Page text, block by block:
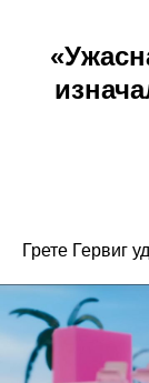
Грете Гервиг